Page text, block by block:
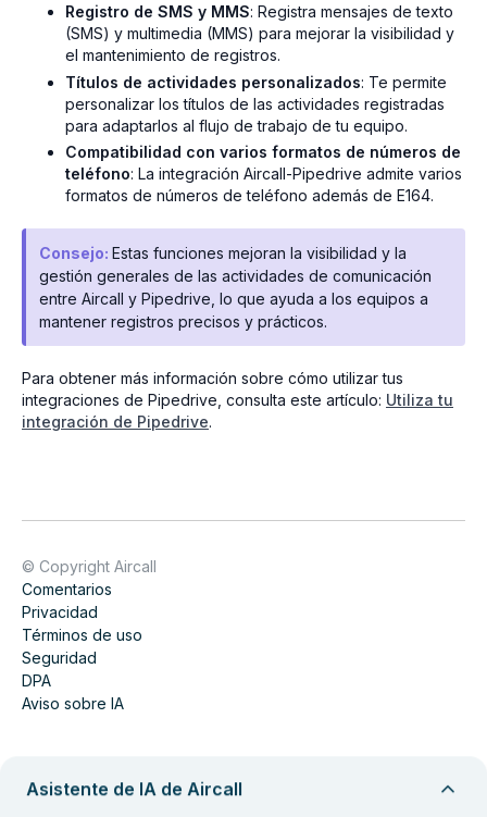
Registro de SMS y MMS: Registra mensajes de texto
(SMS) y multimedia (MMS) para mejorar la visibilidad y
el mantenimiento de registros.
Títulos de actividades personalizados: Te permite
personalizar los títulos de las actividades registradas
para adaptarlos al flujo de trabajo de tu equipo.
Compatibilidad con varios formatos de números de
teléfono: La integración Aircall-Pipedrive admite varios
formatos de números de teléfono además de E164.
Consejo: Estas funciones mejoran la visibilidad y la
gestión generales de las actividades de comunicación
entre Aircall y Pipedrive, lo que ayuda a los equipos a
mantener registros precisos y prácticos.
Para obtener más información sobre cómo utilizar tus
integraciones de Pipedrive, consulta este artículo: Utiliza tu
integración de Pipedrive.
© Copyright Aircall
Comentarios
Privacidad
Términos de uso
Seguridad
DPA
Aviso sobre IA
Asistente de IA de Aircall